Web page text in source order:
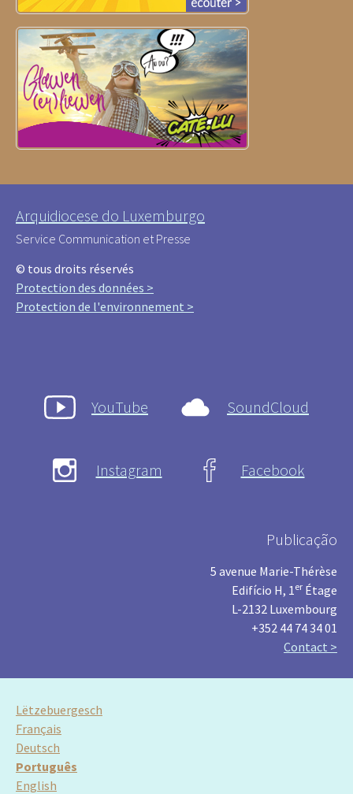
Arquidiocese do Luxemburgo
Service Communication et Presse
© tous droits réservés
Protection des données >
Protection de l'environnement >
YouTube SoundCloud
Instagram Facebook
Publicação
5 avenue Marie-Thérèse
Edifício H, 1 er Étage
L-2132 Luxembourg
+352 44 74 34 01
Contact >
Lëtzebuergesch
Français
Deutsch
Português
English